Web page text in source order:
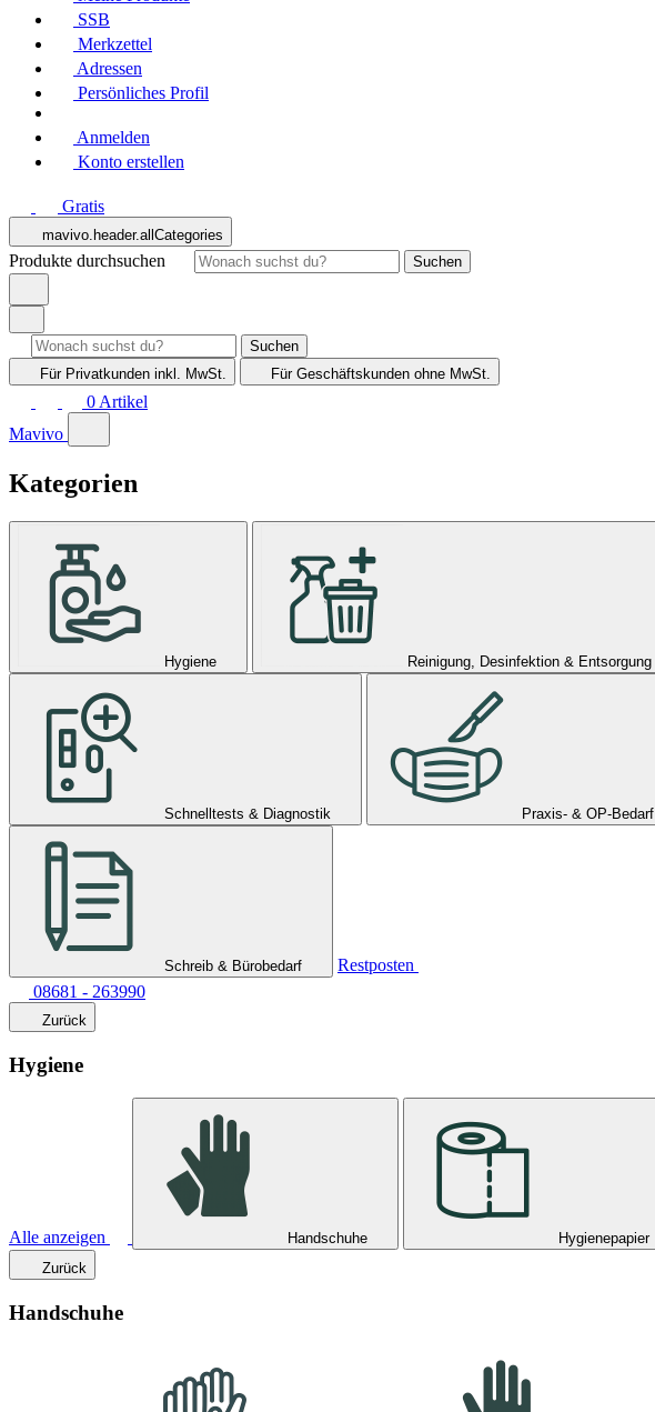
SSB
Merkzettel
Adressen
Persönliches Profil
Anmelden
Konto erstellen
Gratis
mavivo.header.allCategories
Produkte durchsuchen Suchen
Suchen
Für Privatkunden inkl. MwSt. Für Geschäftskunden ohne MwSt.
0 Artikel
Mavivo
Kategorien
Hygiene Reinigung, Desinfektion & Entsorgung
Schnelltests & Diagnostik Praxis- & OP-Bedarf
Schreib & Bürobedarf
Restposten
08681 - 263990
Zurück
Hygiene
Alle anzeigen Handschuhe Hygienepapier
Zurück
Handschuhe